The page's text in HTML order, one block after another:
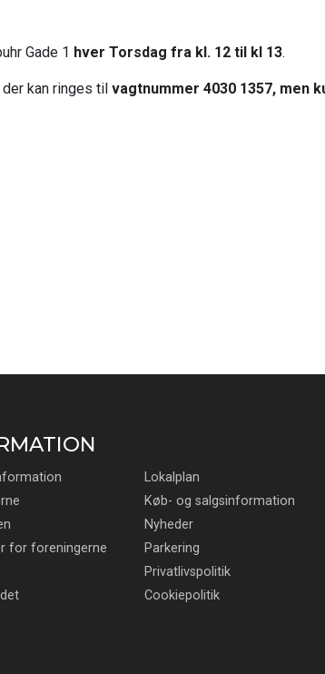
Gade 1 hver Torsdag fra kl. 12 til kl 13.
kan ringes til vagtnummer 4030 1357, men
for foreningerne
Lokalplan
Køb- og salgsinformation
Nyheder
Parkering
Privatlivspolitik
Cookiepolitik